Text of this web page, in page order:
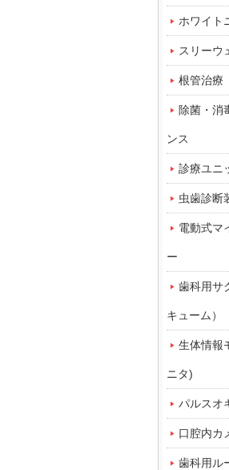
ホワイト
スリーウ
根管治療
除菌・消
ンス
診療ユニ
虫歯診断
電動式マ
ー
歯科用サ
キューム）
生体情報
ニタ)
パルスオ
口腔内カ
歯科用ル